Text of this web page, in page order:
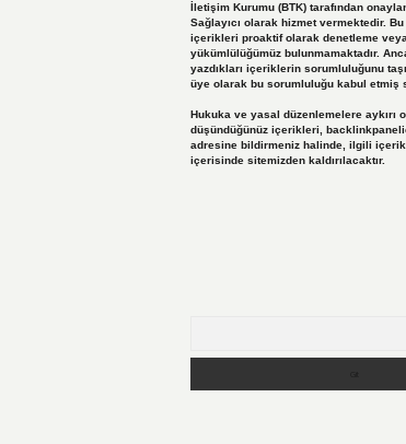
İletişim Kurumu (BTK) tarafından
Sağlayıcı olarak hizmet vermektedir.
içerikleri proaktif olarak denetleme
yükümlülüğümüz bulunmamaktadır.
yazdıkları içeriklerin sorumluluğunu
üye olarak bu sorumluluğu kabul etmiş
Hukuka ve yasal düzenlemelere aykırı
düşündüğünüz içerikleri,
adresine bildirmeniz halinde, ilgili
içerisinde sitemizden kaldırılacaktır.